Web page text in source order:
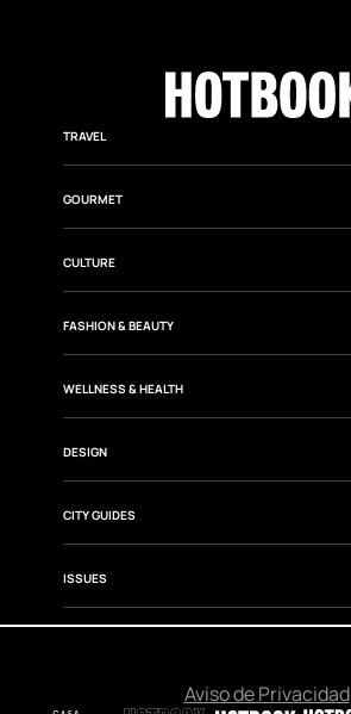
TRAVEL
GOURMET
CULTURE
FASHION & BEAUTY
WELLNESS & HEALTH
DESIGN
CITY GUIDES
ISSUES
Aviso de Privacidad